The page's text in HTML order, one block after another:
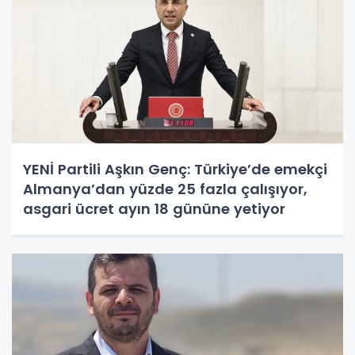
YENİ Partili Aşkın Genç: Türkiye’de emekçi
Almanya’dan yüzde 25 fazla çalışıyor,
asgari ücret ayın 18 gününe yetiyor